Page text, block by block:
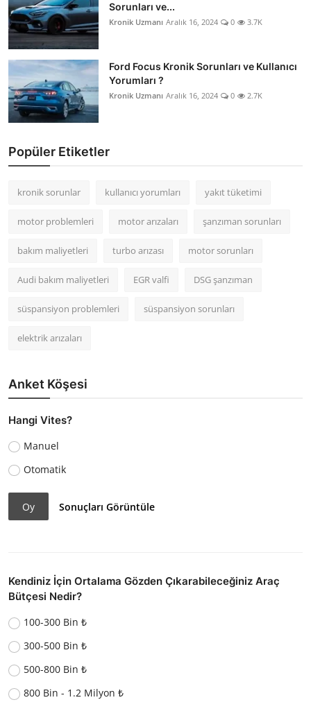
Sorunları ve...
Kronik Uzmanı Aralık 16, 2024 0 3.7K
Ford Focus Kronik Sorunları ve Kullanıcı
Yorumları ?
Kronik Uzmanı Aralık 16, 2024 0 2.7K
Popüler Etiketler
kronik sorunlar kullanıcı yorumları yakıt tüketimi
motor problemleri motor arızaları şanzıman sorunları
bakım maliyetleri turbo arızası motor sorunları
Audi bakım maliyetleri EGR valfi DSG şanzıman
süspansiyon problemleri süspansiyon sorunları
elektrik arızaları
Anket Köşesi
Hangi Vites?
Manuel
Otomatik
Oy Sonuçları Görüntüle
Kendiniz İçin Ortalama Gözden Çıkarabileceğiniz Araç
Bütçesi Nedir?
100-300 Bin ₺
300-500 Bin ₺
500-800 Bin ₺
800 Bin - 1.2 Milyon ₺